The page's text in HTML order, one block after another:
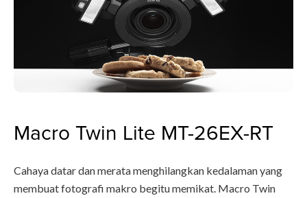
Macro Twin Lite MT-26EX-RT
Cahaya datar dan merata menghilangkan kedalaman yang
membuat fotografi makro begitu memikat. Macro Twin